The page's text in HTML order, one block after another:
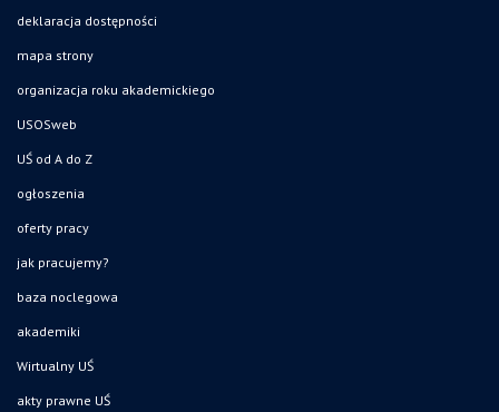
deklaracja dostępności
mapa strony
organizacja roku akademickiego
USOSweb
UŚ od A do Z
ogłoszenia
oferty pracy
jak pracujemy?
baza noclegowa
akademiki
Wirtualny UŚ
akty prawne UŚ